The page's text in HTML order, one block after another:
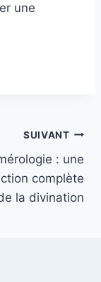
une
SUIVANT
: une
complète
la divination